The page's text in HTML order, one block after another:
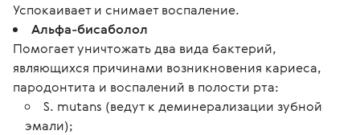
Успокаивает и снимает воспаление.
Альфа-бисаболол
Помогает уничтожать два вида бактерий,
являющихся причинами возникновения кариеса,
пародонтита и воспалений в полости рта:
S. mutans (ведут к деминерализации зубной
эмали);